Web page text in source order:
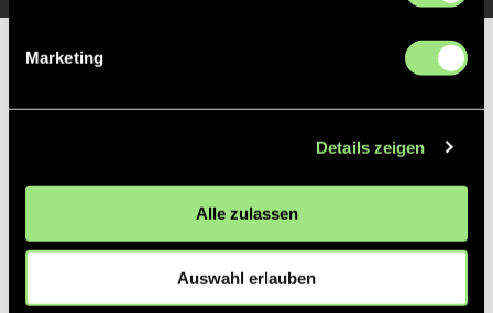
Marketing
Details zeigen
Alle zulassen
Auswahl erlauben
Partner